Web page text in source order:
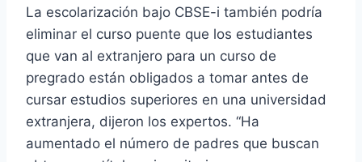
La escolarización bajo CBSE-i también podría
eliminar el curso puente que los estudiantes
que van al extranjero para un curso de
pregrado están obligados a tomar antes de
cursar estudios superiores en una universidad
extranjera, dijeron los expertos. “Ha
aumentado el número de padres que buscan